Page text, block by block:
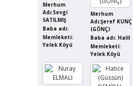
Merhum
Adı:Sevgi
SATILMIŞ
Baba adı:
Memleketi:
Yelek Köyü
Merhum
Adı:Şeref KUNÇ
(GÖNÇ)
Baba adı: Halil
Memleketi:
Yelek Köyü